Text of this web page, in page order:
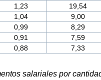
1,23 19,54
1,04 9,00
0,99 8,29
0,91 7,59
0,88 7,33
salariales por